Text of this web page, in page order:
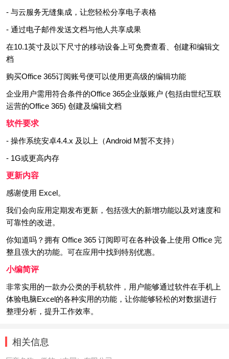
- 与云服务无缝集成，让您轻松分享电子表格
- 通过电子邮件发送文档与他人共享成果
在10.1英寸及以下尺寸的移动设备上可免费查看、创建和编辑文
档
购买Office 365订阅账号便可以使用更高级的编辑功能
企业用户需用符合条件的Office 365企业版账户 (包括由世纪互联
运营的Office 365) 创建及编辑文档
软件要求
- 操作系统安卓4.4.x 及以上（Android M暂不支持）
- 1G或更高内存
更新内容
感谢使用 Excel。
我们会向应用定期发布更新，包括强大的新增功能以及对速度和
可靠性的改进。
你知道吗？拥有 Office 365 订阅即可在各种设备上使用 Office 完
整且强大的功能。可在应用中找到特别优惠。
小编简评
非常实用的一款办公类的手机软件，用户能够通过软件在手机上
体验电脑Excel的各种实用的功能，让你能够轻松的对数据进行
整理分析，提升工作效率。
相关信息